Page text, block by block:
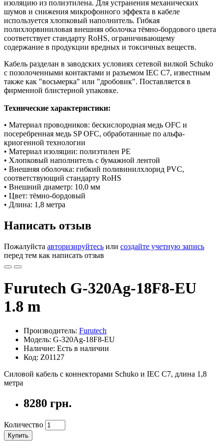
изоляцию из полиэтилена. Для устранения механических
шумов и снижения микрофонного эффекта в кабеле
используется хлопковый наполнитель. Гибкая
полихлорвиниловая внешняя оболочка тёмно-бордового цвета
соответствует стандарту RoHS, ограничивающему
содержание в продукции вредных и токсичных веществ.
Кабель разделан в заводских условиях сетевой вилкой Schuko
с позолоченными контактами и разъемом IEC C7, известным
также как "восьмерка" или "дробовик". Поставляется в
фирменной блистерной упаковке.
Технические характеристики:
• Материал проводников: бескислородная медь OFC и
посеребренная медь SP OFC, обработанные по альфа-
криогенной технологии
• Материал изоляции: полиэтилен PE
• Хлопковый наполнитель с бумажной лентой
• Внешняя оболочка: гибкий поливинилхлорид PVC,
соответствующий стандарту RoHS
• Внешний диаметр: 10,0 мм
• Цвет: тёмно-бордовый
• Длина: 1,8 метра
Написать отзыв
Пожалуйста авторизируйтесь или создайте учетную запись
перед тем как написать отзыв
Furutech G-320Ag-18F8-EU
1.8 m
Производитель: Furutech
Модель: G-320Ag-18F8-EU
Наличие: Есть в наличии
Код: Z01127
Силовой кабель с коннекторами Schuko и IEC C7, длина 1,8
метра
8280 грн.
Количество
Купить